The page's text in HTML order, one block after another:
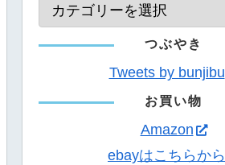
つぶやき
Tweets by bunjibu
お買い物
Amazon
ebayはこちらから